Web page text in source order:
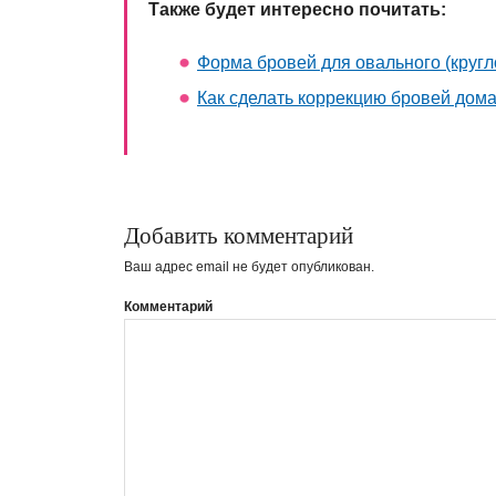
Также будет интересно почитать:
Форма бровей для овального
Как сделать коррекцию бровей
Добавить комментарий
Ваш адрес email не будет опубликован.
Комментарий